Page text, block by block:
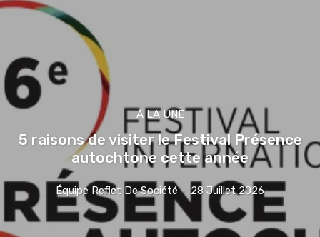
À LA UNE
5 raisons de visiter le Festival Présence
autochtone cette année
Équipe Reflet De Société - 28 Juillet 2026